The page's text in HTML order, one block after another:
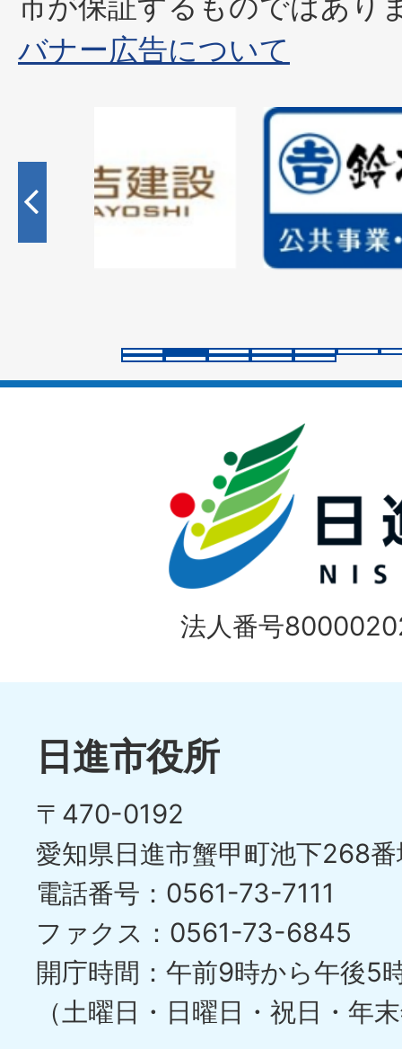
バナー広告について
枚
目
ラ
イ
法人番号
日進市役所
〒470-0192
愛知県日進市蟹甲町池下268
電話番号：0561-73-7111
ファクス：0561-73-6845
開庁時間：午前9時から午後5
（土曜日・日曜日・祝日・年